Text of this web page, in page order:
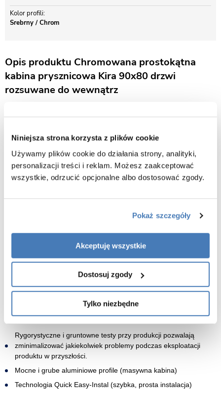
Niniejsza strona korzysta z plików cookie
Używamy plików cookie do działania strony, analityki,
personalizacji treści i reklam. Możesz zaakceptować
wszystkie, odrzucić opcjonalne albo dostosować zgody.
Pokaż szczegóły
Akceptuję wszystkie
Dostosuj zgody
Tylko niezbędne
Kolor profili
Srebrny / Chrom
Opis produktu Chromowana prostokątna
kabina prysznicowa Kira 90x80 drzwi
rozsuwane do wewnątrz
bezpieczne szkło hartowane. Szkło tego typu jest niezwykle
które jest często narażone w łazience. Dzięki wykorzystaniu szkła
hartowanego kabiny prysznicowe są bardzo wytrzymałe i spełniają
wszystkie rygorystyczne normy przewidziane dla tego typu
W kabinie zastosowano grube szkło o szerokości 6 mm.
uchwytów itp. z jednej strony wpływa niezwykle korzystnie na
walory estetyczne produktów, z drugiej zaś zapewnia
bezproblemową i bezpieczną eksploatację przez długie lata.
Niepowtarzalny Design: jakość oraz precyzja w wykonaniu
każdego detalu kabiny, użyte najlepsze materiały oraz
komponenty tak, aby zadowolić najbardziej wymagających
Rygorystyczne i gruntowne testy przy produkcji pozwalają
zminimalizować jakiekolwiek problemy podczas eksploatacji
produktu w przyszłości.
Mocne i grube aluminiowe profile (masywna kabina)
Technologia Quick Easy-Instal (szybka, prosta instalacja)